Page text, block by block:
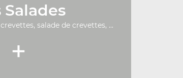
Salades
salade de crevettes, ...
+